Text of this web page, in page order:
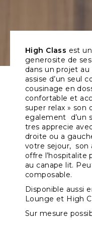
High Class est
generosite de
dans un projet au
assise d’un seul
cousinage en
confortable et
super relax » son
egalement d’un
tres apprecie
droite ou a
votre sejour, son
offre l’hospitalite
au canape lit.
composable.
Disponible aussi
Lounge et High
Sur mesure